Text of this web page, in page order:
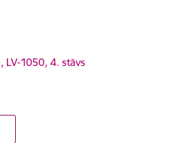
LV-1050, 4. stāvs